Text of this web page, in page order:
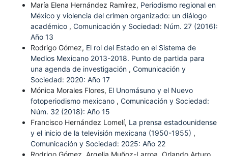
María Elena Hernández Ramírez, Periodismo regional en
México y violencia del crimen organizado: un diálogo
académico , Comunicación y Sociedad: Núm. 27 (2016):
Año 13
Rodrigo Gómez, El rol del Estado en el Sistema de
Medios Mexicano 2013-2018. Punto de partida para
una agenda de investigación , Comunicación y
Sociedad: 2020: Año 17
Mónica Morales Flores, El Unomásuno y el Nuevo
fotoperiodismo mexicano , Comunicación y Sociedad:
Núm. 32 (2018): Año 15
Francisco Hernández Lomelí, La prensa estadounidense
y el inicio de la televisión mexicana (1950-1955) ,
Comunicación y Sociedad: 2025: Año 22